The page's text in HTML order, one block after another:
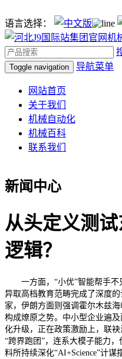
语言选择：
Toggle navigation 导航菜单
网站首页
关于我们
机械自动化
机械百科
联系我们
新闻中心
从头定义测
逻辑？
一方面，“小优”智能帮手不
异取高档教育范畴完成了深度
家，伊朗方面则强调霍尔木兹
构成燎原之势。中小型企业遍
化升级，正在政策激励上，联
“跨界跑团”，连系大模子能力
料所持续深化“AI+Science”计